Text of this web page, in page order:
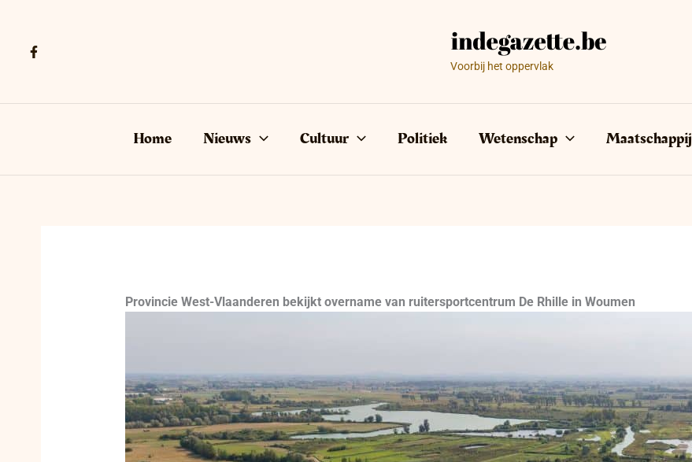
Voorbij het oppervlak
Home Nieuws Cultuur Politiek Wetenschap Maatschappij
Provincie West-Vlaanderen bekijkt overname van ruitersportcentrum De Rhille in Woumen